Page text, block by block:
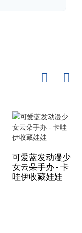
可爱蓝发动漫少
女云朵手办 - 卡
哇伊收藏娃娃